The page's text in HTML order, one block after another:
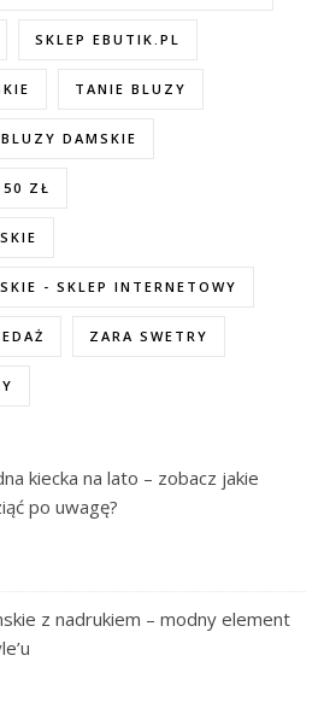
SKLEP EBUTIK.PL
TANIE BLUZY
DAMSKIE
50 ZŁ
- SKLEP INTERNETOWY
ZARA SWETRY
kiecka na lato – zobacz jakie
po uwagę?
z nadrukiem – modny element